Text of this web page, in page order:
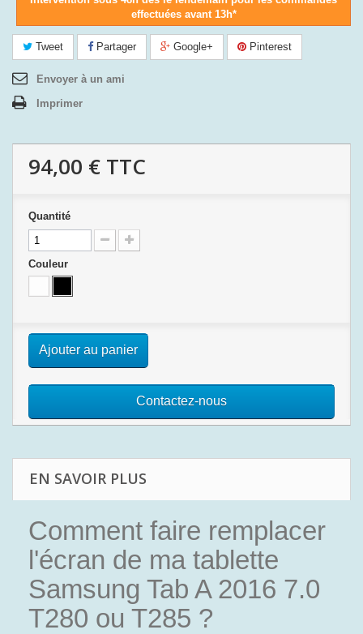
effectuées avant 13h*
Tweet Partager Google+ Pinterest
Envoyer à un ami
Imprimer
94,00 € TTC
Quantité
Couleur
Ajouter au panier
Contactez-nous
EN SAVOIR PLUS
Comment faire remplacer
l'écran de ma tablette
Samsung Tab A 2016 7.0
T280 ou T285 ?